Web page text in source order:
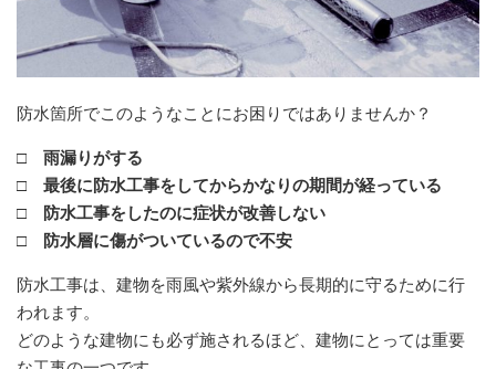
防水箇所でこのようなことにお困りではありませんか？
□ 雨漏りがする
□ 最後に防水工事をしてからかなりの期間が経っている
□ 防水工事をしたのに症状が改善しない
□ 防水層に傷がついているので不安
防水工事は、建物を雨風や紫外線から長期的に守るために行
われます。
どのような建物にも必ず施されるほど、建物にとっては重要